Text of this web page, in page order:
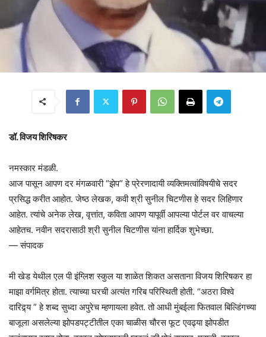
डॉ. विजय शिरिषकर
नमस्कार मंडळी.
आज पासून आपण दर मंगळवारी “झेप” हे प्रेरणादायी व्यक्तिमत्वांविषयीचे सदर
प्रसिद्ध करीत आहोत. जेष्ठ लेखक, कवी श्री सुनील चिटणीस हे सदर लिहिणार
आहेत. त्यांचे अनेक लेख, वृत्तांत, कविता आपण यापूर्वी आपल्या पोर्टल वर वाचल्या
आहेतच. नवीन सदरासाठी श्री सुनील चिटणीस यांना हार्दिक शुभेच्छा.
— संपादक
मी खेड येथील एल पी इंग्लिश स्कुल या शाळेत शिकत असताना विजय शिरिषकर हा
माझा वर्गमित्र होता. त्याच्या घरची अत्यंत गरिब परिस्थिती होती. “अठरा विश्वे
दारिद्र्य ” हे शब्द सुध्दा अपुरेच म्हणायला हवेत. तो आधी मुंबईला फितवाल बिल्डिंगच्या
बाजूला असलेल्या झोपडपट्टीतील एका चाळीस चौरस फूट एवढ्या झोपडीत